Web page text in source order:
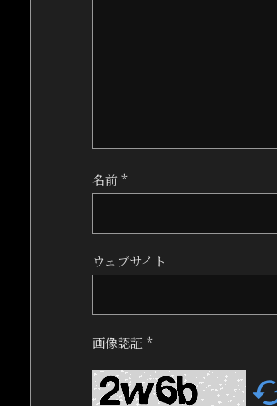
名前 *
ウェブサイト
画像認証 *